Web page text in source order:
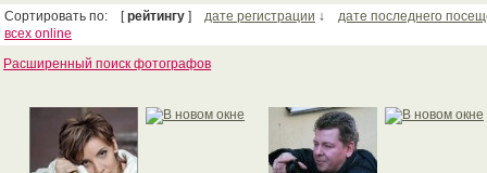
Сортировать по: [рейтингу ] дате регистрации ↓ дате последнего
всех online
Расширенный поиск фотографов